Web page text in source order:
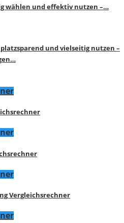
wählen und effektiv nutzen –…
und vielseitig nutzen –
Vergleichsrechner